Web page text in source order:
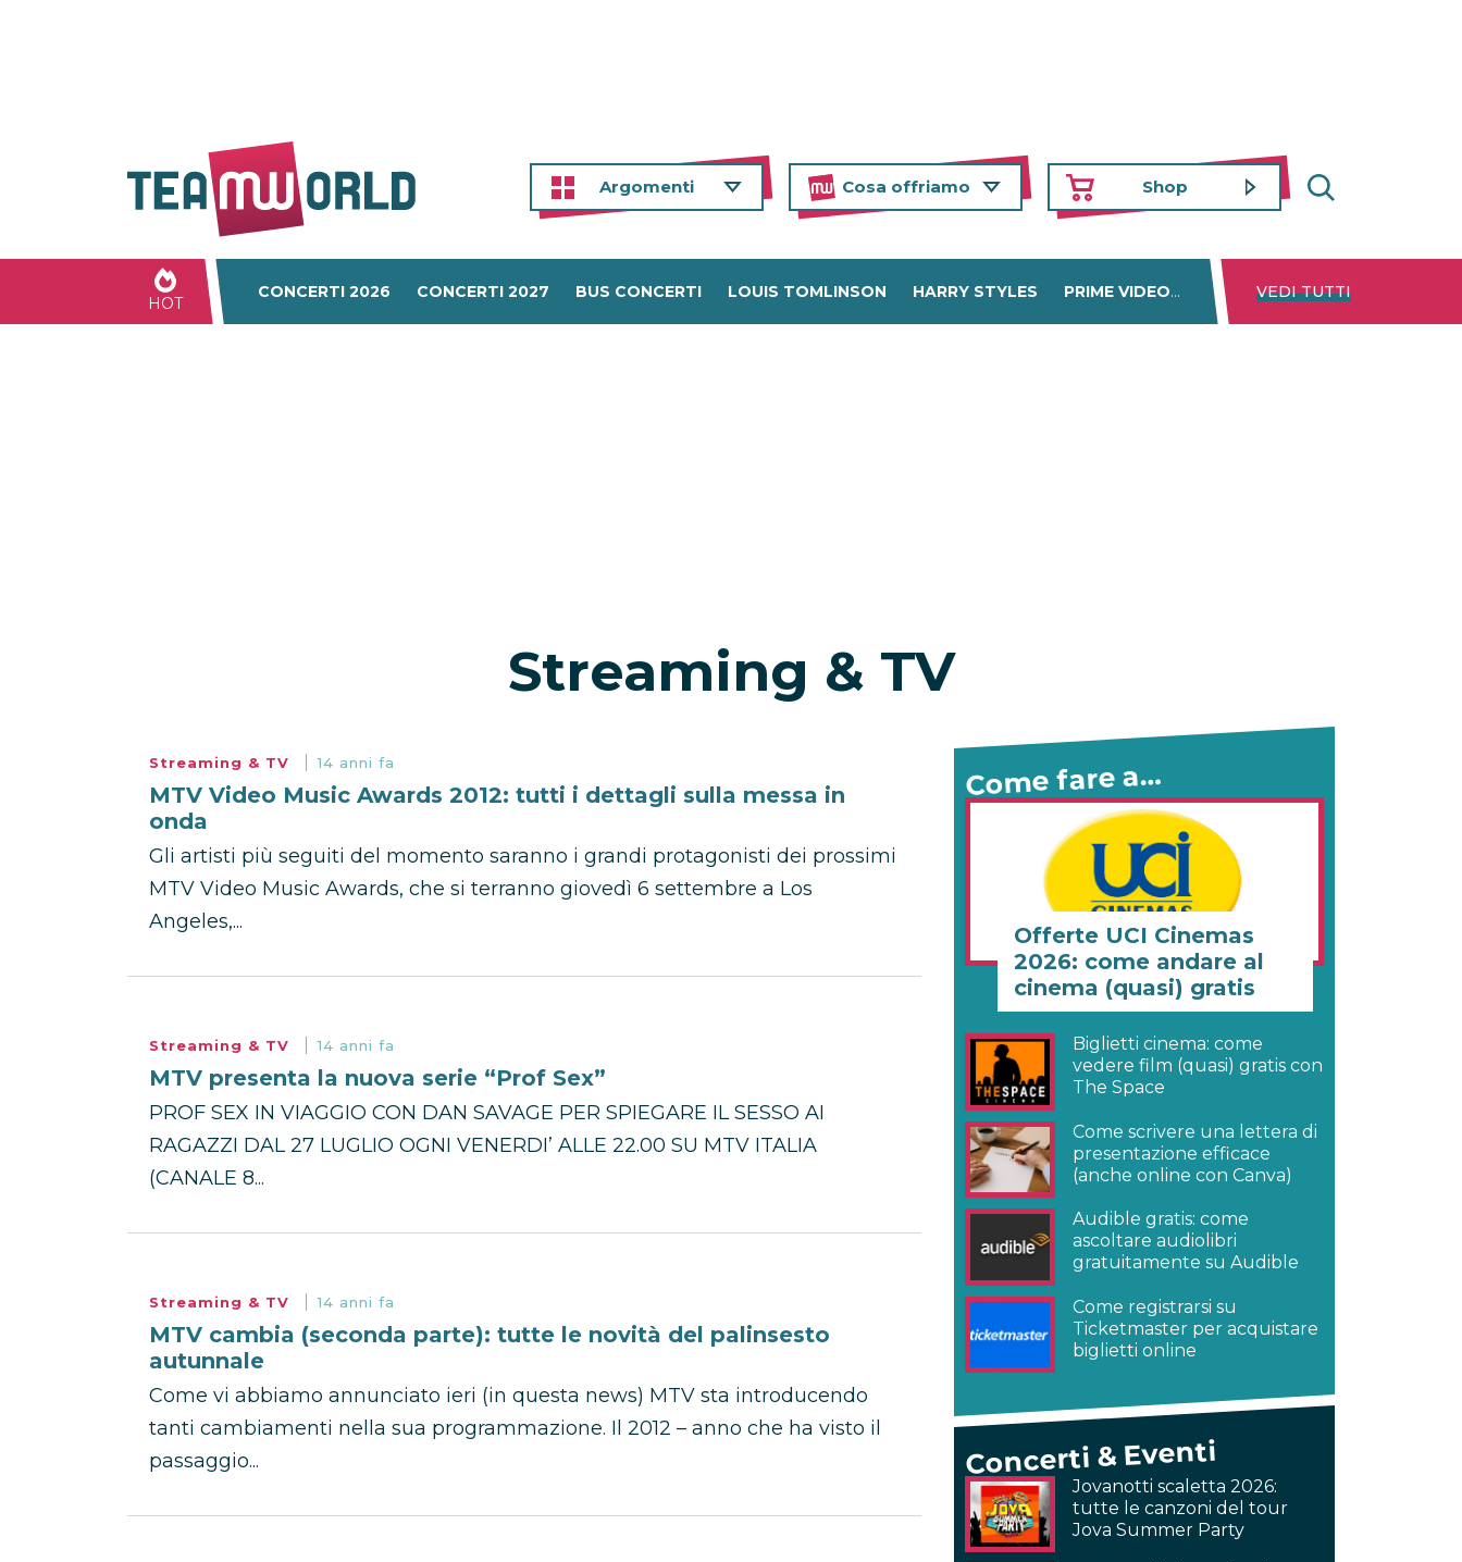
Argomenti Cosa offriamo Shop
HOT
CONCERTI 2026 CONCERTI 2027 BUS CONCERTI LOUIS TOMLINSON HARRY STYLES PRIME VIDEO DISNEY+ NETFLIX
VEDI TUTTI
Streaming & TV
Streaming & TV 14 anni fa
MTV Video Music Awards 2012: tutti i dettagli sulla messa in
onda
Gli artisti più seguiti del momento saranno i grandi protagonisti dei prossimi
MTV Video Music Awards, che si terranno giovedì 6 settembre a Los
Angeles,...
Streaming & TV 14 anni fa
MTV presenta la nuova serie “Prof Sex”
PROF SEX IN VIAGGIO CON DAN SAVAGE PER SPIEGARE IL SESSO AI
RAGAZZI DAL 27 LUGLIO OGNI VENERDI’ ALLE 22.00 SU MTV ITALIA
(CANALE 8...
Streaming & TV 14 anni fa
MTV cambia (seconda parte): tutte le novità del palinsesto
autunnale
Come vi abbiamo annunciato ieri (in questa news) MTV sta introducendo
tanti cambiamenti nella sua programmazione. Il 2012 – anno che ha visto il
passaggio...
Come fare a…
Offerte UCI Cinemas
2026: come andare al
cinema (quasi) gratis
Biglietti cinema: come
vedere film (quasi) gratis con
The Space
Come scrivere una lettera di
presentazione efficace
(anche online con Canva)
Audible gratis: come
ascoltare audiolibri
gratuitamente su Audible
Come registrarsi su
Ticketmaster per acquistare
biglietti online
Concerti & Eventi
Jovanotti scaletta 2026:
tutte le canzoni del tour
Jova Summer Party